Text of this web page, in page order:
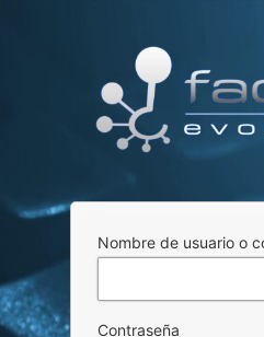
Nombre de usuario o
Contraseña